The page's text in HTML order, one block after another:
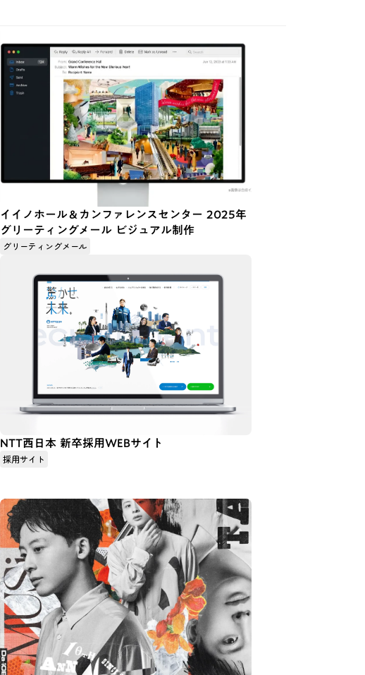
イイノホール＆カンファレンスセンター 2025年
グリーティングメール ビジュアル制作
グリーティングメール
NTT西日本 新卒採用WEBサイト
採用サイト